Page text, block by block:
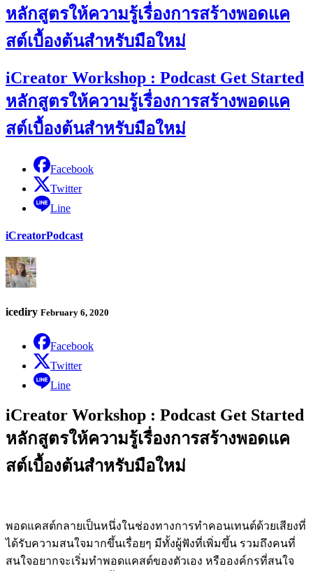
หลักสูตรให้ความรู้เรื่องการสร้างพอดแค
สต์เบื้องต้นสำหรับมือใหม่
iCreator Workshop : Podcast Get Started
หลักสูตรให้ความรู้เรื่องการสร้างพอดแค
สต์เบื้องต้นสำหรับมือใหม่
Facebook
Twitter
Line
iCreatorPodcast
icediry February 6, 2020
Facebook
Twitter
Line
iCreator Workshop : Podcast Get Started
หลักสูตรให้ความรู้เรื่องการสร้างพอดแค
สต์เบื้องต้นสำหรับมือใหม่
พอดแคสต์กลายเป็นหนึ่งในช่องทางการทำคอนเทนต์ด้วยเสียงที่
ได้รับความสนใจมากขึ้นเรื่อยๆ มีทั้งผู้ฟังที่เพิ่มขึ้น รวมถึงคนที่
สนใจอยากจะเริ่มทำพอดแคสต์ของตัวเอง หรือองค์กรที่สนใจ